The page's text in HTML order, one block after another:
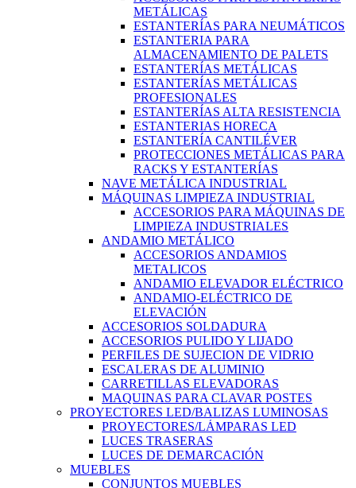
METÁLICAS
ESTANTERÍAS PARA NEUMÁTICOS
ESTANTERIA PARA
ALMACENAMIENTO DE PALETS
ESTANTERÍAS METÁLICAS
ESTANTERÍAS METÁLICAS
PROFESIONALES
ESTANTERÍAS ALTA RESISTENCIA
ESTANTERIAS HORECA
ESTANTERÍA CANTILÉVER
PROTECCIONES METÁLICAS PARA
RACKS Y ESTANTERÍAS
NAVE METÁLICA INDUSTRIAL
MÁQUINAS LIMPIEZA INDUSTRIAL
ACCESORIOS PARA MÁQUINAS DE
LIMPIEZA INDUSTRIALES
ANDAMIO METÁLICO
ACCESORIOS ANDAMIOS
METALICOS
ANDAMIO ELEVADOR ELÉCTRICO
ANDAMIO-ELÉCTRICO DE
ELEVACIÓN
ACCESORIOS SOLDADURA
ACCESORIOS PULIDO Y LIJADO
PERFILES DE SUJECION DE VIDRIO
ESCALERAS DE ALUMINIO
CARRETILLAS ELEVADORAS
MAQUINAS PARA CLAVAR POSTES
PROYECTORES LED/BALIZAS LUMINOSAS
PROYECTORES/LÁMPARAS LED
LUCES TRASERAS
LUCES DE DEMARCACIÓN
MUEBLES
CONJUNTOS MUEBLES